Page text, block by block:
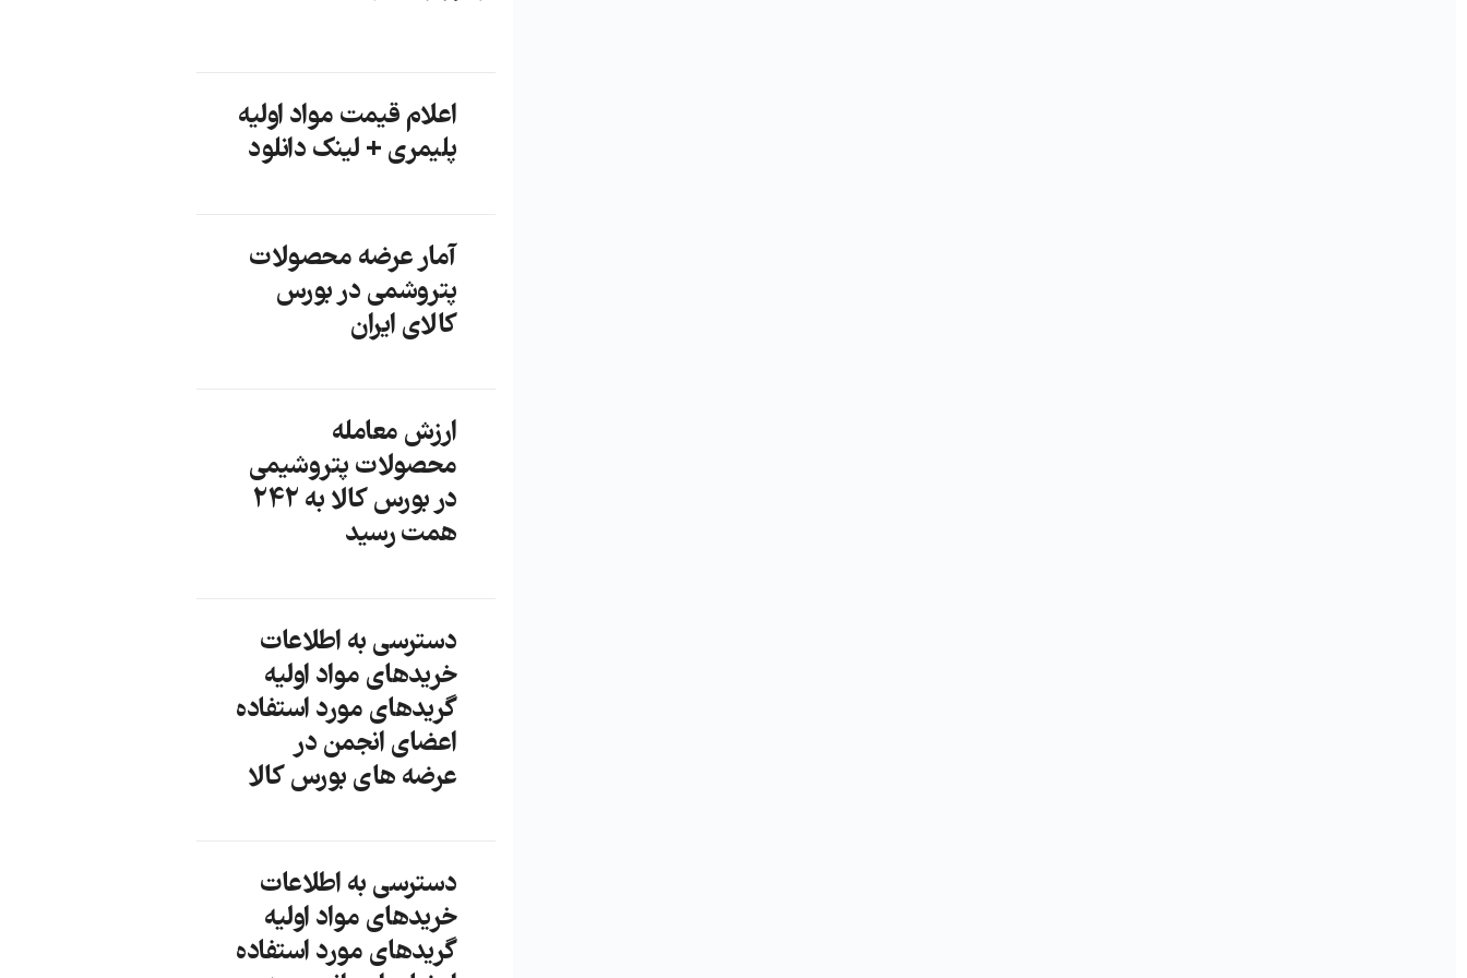
اعلام قیمت مواد اولیه
پلیمری + لینک دانلود
آمار عرضه محصولات
پتروشمی در بورس
کالای ایران
ارزش معامله
محصولات پتروشیمی
در بورس کالا به 242
همت رسید
دسترسی به اطلاعات
خریدهای مواد اولیه
گریدهای مورد استفاده
اعضای انجمن در
عرضه های بورس کالا
دسترسی به اطلاعات
خریدهای مواد اولیه
گریدهای مورد استفاده